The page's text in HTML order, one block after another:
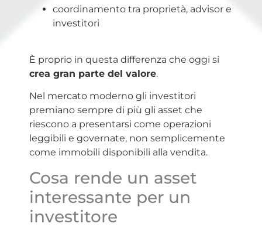
coordinamento tra proprietà, advisor e
investitori
È proprio in questa differenza che oggi si
crea gran parte del valore.
Nel mercato moderno gli investitori
premiano sempre di più gli asset che
riescono a presentarsi come operazioni
leggibili e governate, non semplicemente
come immobili disponibili alla vendita.
Cosa rende un asset
interessante per un
investitore